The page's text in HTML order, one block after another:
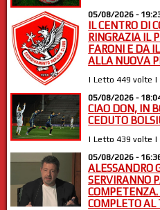
05/08/2026 -
IL CENTRO DI
RINGRAZIA IL
FARONI E DA
ALLA NUOVA
| Letto 449 volte |
05/08/2026 -
CIAO DON, IN
CEDUTO
| Letto 439 volte |
05/08/2026 -
ALESSANDRO
SERVIRANNO
COMPETENZA.
COMPLETO AL